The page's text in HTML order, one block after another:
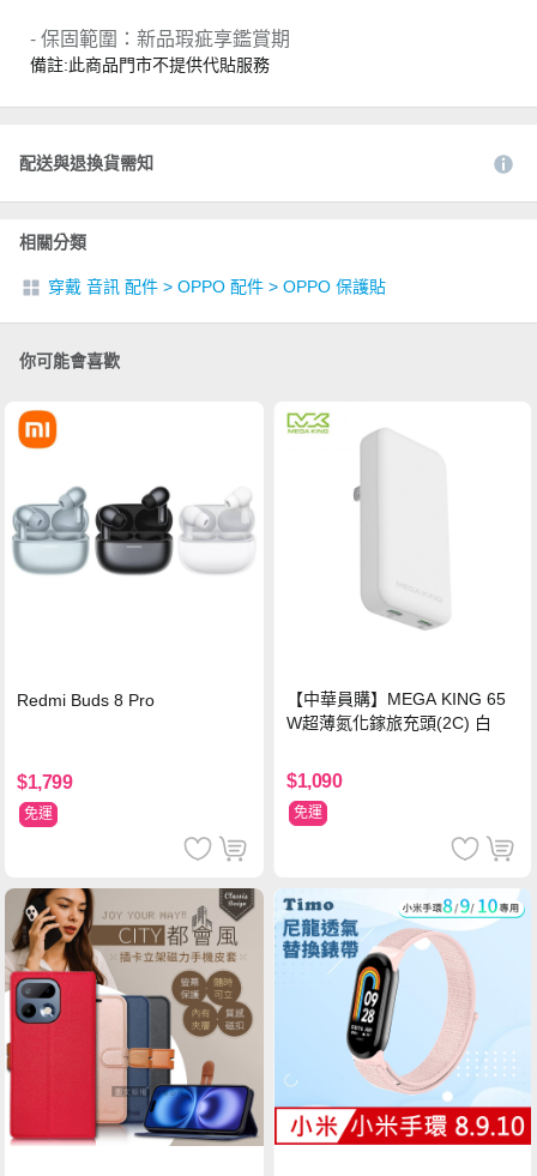
- 保固範圍：新品瑕疵享鑑賞期
備註:此商品門市不提供代貼服務
配送與退換貨需知
相關分類
穿戴 音訊 配件 > OPPO 配件 > OPPO 保護貼
你可能會喜歡
Redmi Buds 8 Pro
$1,799
免運
【中華員購】MEGA KING 65
W超薄氮化鎵旅充頭(2C) 白
$1,090
免運